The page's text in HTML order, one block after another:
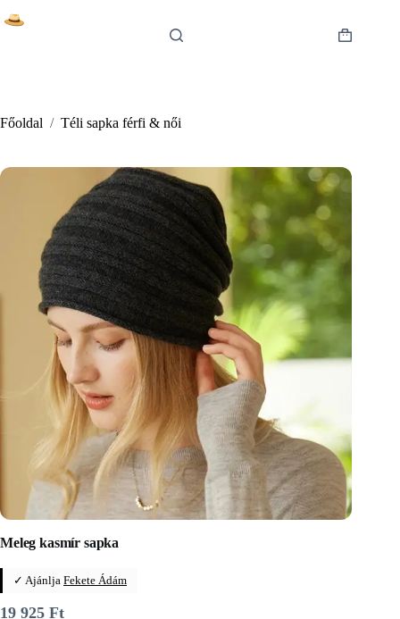
to
Shopping
Főoldal / Téli sapka férfi & női
Meleg kasmír sapka
✓ Ajánlja Fekete Ádám
19 925 Ft